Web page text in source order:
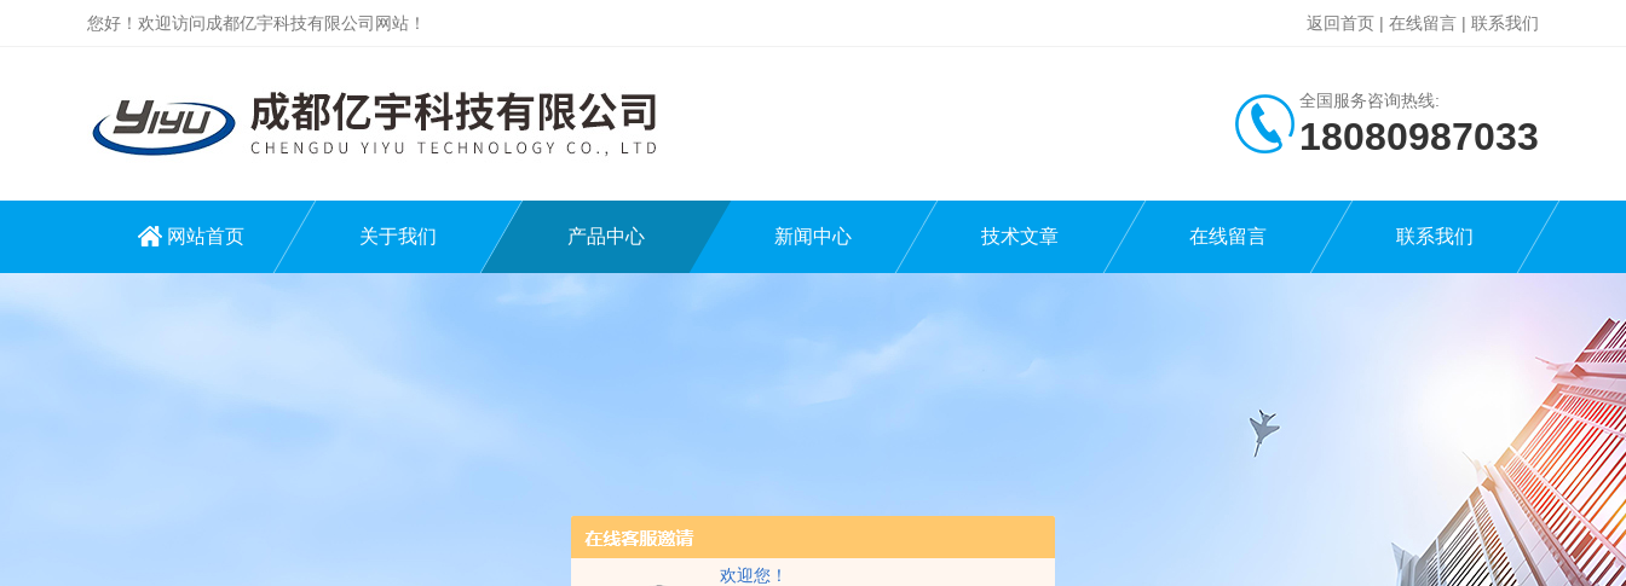
欢迎您！
您好！欢迎访问成都亿宇科技有限公司网站！ 返回首页 | 在线留言 | 联系我们
全国服务咨询热线:
18080987033
网站首页 关于我们 产品中心 新闻中心 技术文章 在线留言 联系我们